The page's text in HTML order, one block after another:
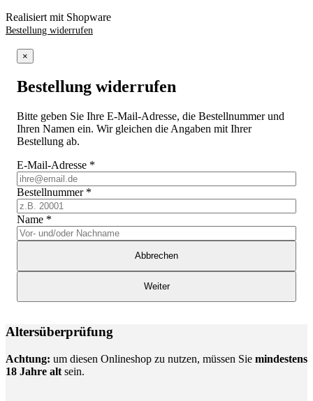
Realisiert mit Shopware
Bestellung widerrufen
×
Bestellung widerrufen
Bitte geben Sie Ihre E-Mail-Adresse, die Bestellnummer und
Ihren Namen ein. Wir gleichen die Angaben mit Ihrer
Bestellung ab.
E-Mail-Adresse *
Bestellnummer *
Name *
Abbrechen
Weiter
Altersüberprüfung
Achtung: um diesen Onlineshop zu nutzen, müssen Sie mindestens
18 Jahre alt sein.